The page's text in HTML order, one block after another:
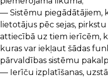
— Sistēmu piegādātājiem,
lietotājus pēc sejas,
attiecībā uz tiem ierīcēm,
kuras var iekļaut šādas
pārvaldības sistēmu
— Ierīču izplatīšanas,